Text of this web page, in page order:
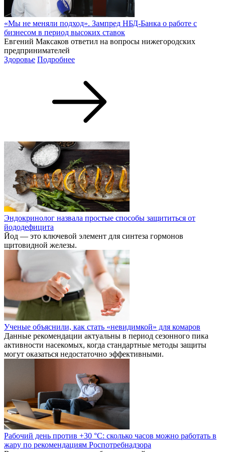
«Мы не меняли подход». Зампред НБД-Банка о работе с
бизнесом в период высоких ставок
Евгений Максаков ответил на вопросы нижегородских
предпринимателей
Здоровье Подробнее
Эндокринолог назвала простые способы защититься от
йододефицита
Йод — это ключевой элемент для синтеза гормонов
щитовидной железы.
Ученые объяснили, как стать «невидимкой» для комаров
Данные рекомендации актуальны в период сезонного пика
активности насекомых, когда стандартные методы защиты
могут оказаться недостаточно эффективными.
Рабочий день против +30 °C: сколько часов можно работать в
жару по рекомендациям Роспотребнадзора